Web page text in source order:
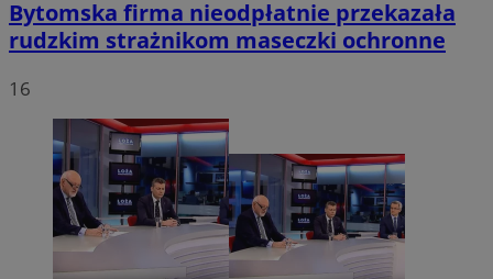
Bytomska firma nieodpłatnie przekazała
rudzkim strażnikom maseczki ochronne
16